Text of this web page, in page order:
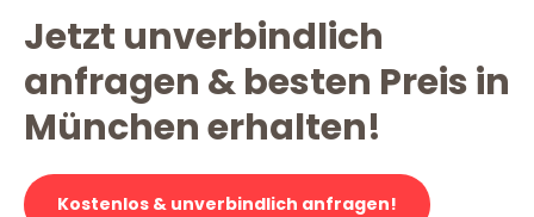
Jetzt unverbindlich
anfragen & besten Preis in
München erhalten!
Kostenlos & unverbindlich anfragen!